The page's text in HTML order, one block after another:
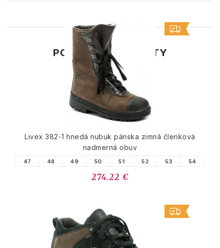
PODOBNÉ PRODUKTY
Livex 382-1 hnedá nubuk pánska zimná členková
nadmerná obuv
47 48 49 50 51 52 53 54
274.22 €